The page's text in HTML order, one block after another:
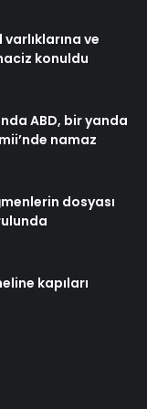
varlıklarına ve
konuldu
ABD, bir yanda
namaz
dosyası
kapıları